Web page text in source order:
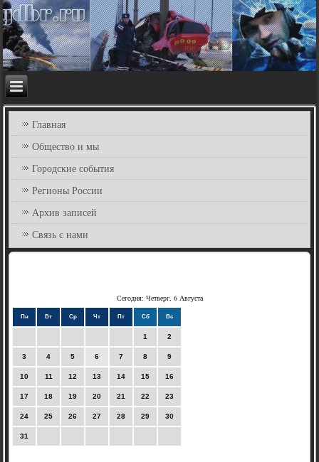
Главная
Общество и мы
Городские события
Регионы России
Архив записей
Связь с нами
Сегодня: Четверг, 6 Августа
Пн Вт Ср Чт Пт Сб Вс
1 2
3 4 5 6 7 8 9
10 11 12 13 14 15 16
17 18 19 20 21 22 23
24 25 26 27 28 29 30
31